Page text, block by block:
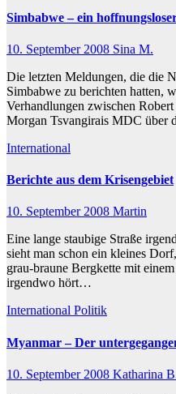
Simbabwe – ein
10. September 2008 Sina M.
Die letzten Meldungen, die die
Simbabwe zu berichten hatten,
Verhandlungen zwischen
Morgan Tsvangirais MDC über
International
Berichte aus dem Krisengebiet
10. September 2008 Martin
Eine lange staubige Straße
sieht man schon ein kleines
grau-braune Bergkette mit
irgendwo hört…
International Politik
Myanmar – Der
10. September 2008 Katharina